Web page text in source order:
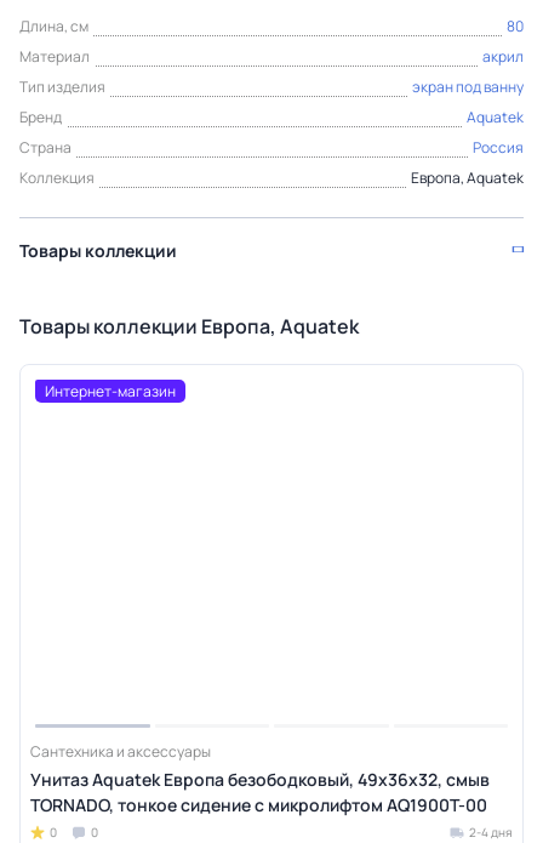
Длина, см
80
Материал
акрил
Тип изделия
экран под ванну
Бренд
Aquatek
Страна
Россия
Коллекция
Европа, Aquatek
Товары коллекции
Товары коллекции Европа, Aquatek
Интернет-магазин
Сантехника и аксессуары
Унитаз Aquatek Европа безободковый, 49х36х32, смыв
TORNADO, тонкое сидение с микролифтом AQ1900T-00
0 0 2-4 дня